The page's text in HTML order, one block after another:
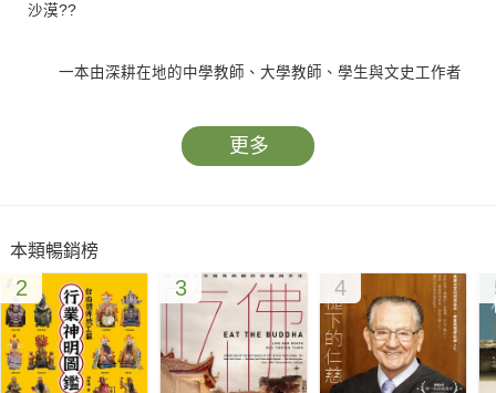
沙漠??
一本由深耕在地的中學教師、大學教師、學生與文史工作者
師與學生的地方走讀與社會實踐，也有原住民與山林共生的生活
智慧，更有古墓及RCA環境污染的「黑暗旅行」。
既有印象、看見最「與眾不同」的桃園。
什麼！原來認識桃園的方式有這麼多種！
?桃園往中壢臺一線路旁的一大片空地，竟藏著環境污染的
大事件？
更多
本類暢銷榜
2 3 4